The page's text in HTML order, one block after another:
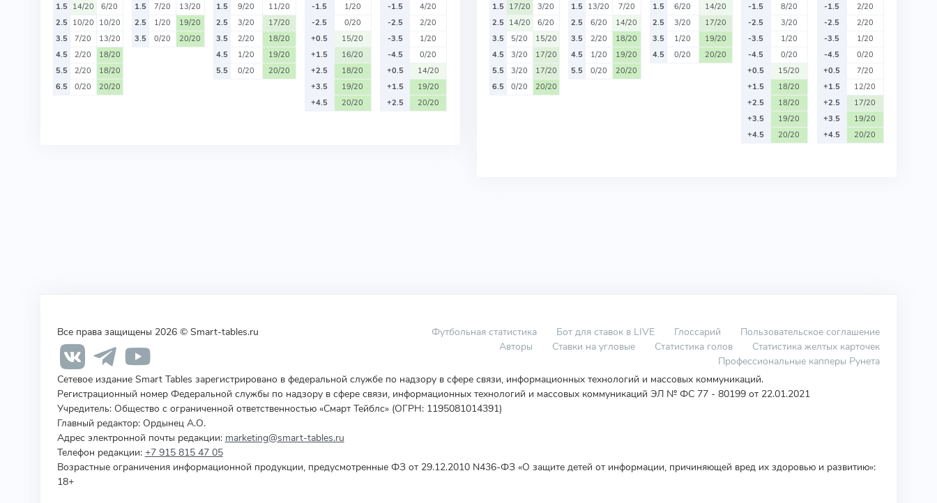
1.5 14/20
6/20
2.5 10/20 10/20
3.5
7/20
13/20
4.5
2/20
18/20
5.5
2/20
18/20
6.5
0/20 20/20
1.5
7/20
13/20
2.5
1/20
19/20
3.5
0/20 20/20
1.5
9/20
11/20
2.5
3/20
17/20
3.5
2/20
18/20
4.5
1/20
19/20
5.5
0/20 20/20
-1.5
1/20
-2.5
0/20
+0.5
15/20
+1.5
16/20
+2.5
18/20
+3.5
19/20
+4.5
20/20
-1.5
4/20
-2.5
2/20
-3.5
1/20
-4.5
0/20
+0.5
14/20
+1.5
19/20
+2.5
20/20
1.5 17/20
3/20
2.5 14/20
6/20
3.5
5/20
15/20
4.5
3/20
17/20
5.5
3/20
17/20
6.5
0/20 20/20
1.5 13/20
7/20
2.5
6/20
14/20
3.5
2/20
18/20
4.5
1/20
19/20
5.5
0/20 20/20
1.5
6/20
14/20
2.5
3/20
17/20
3.5
1/20
19/20
4.5
0/20 20/20
-1.5
8/20
-2.5
3/20
-3.5
1/20
-4.5
0/20
+0.5
15/20
+1.5
18/20
+2.5
18/20
+3.5
19/20
+4.5
20/20
-1.5
2/20
-2.5
2/20
-3.5
1/20
-4.5
0/20
+0.5
7/20
+1.5
12/20
+2.5
17/20
+3.5
19/20
+4.5
20/20
Все права защищены 2026 © Smart-tables.ru Футбольная статистика Бот для ставок в LIVE Глоссарий
Пользовательское соглашение
Авторы
Ставки на угловые Статистика голов
Статистика желтых карточек
Профессиональные капперы Рунета
Сетевое издание Smart Tables зарегистрировано в федеральной службе по надзору в сфере связи, информационных технологий и массовых коммуникаций.
Регистрационный номер Федеральной службы по надзору в сфере связи, информационных технологий и массовых коммуникаций ЭЛ № ФС 77 - 80199 от 22.01.2021
Учредитель: Общество с ограниченной ответственностью «Смарт Тейблс» (ОГРН: 1195081014391)
Главный редактор: Ордынец А.О.
Адрес электронной почты редакции: marketing@smart-tables.ru
Телефон редакции: +7 915 815 47 05
Возрастные ограничения информационной продукции, предусмотренные ФЗ от 29.12.2010 N436-ФЗ «О защите детей от информации, причиняющей вред их здоровью и развитию»:
18+